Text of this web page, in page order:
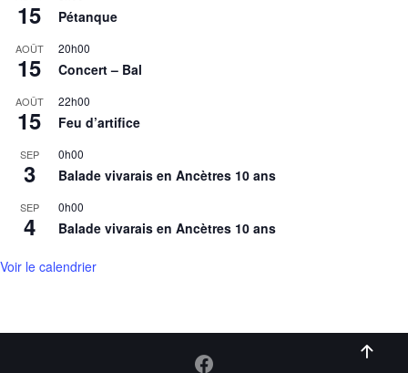
15 Pétanque
AOÛT
15
20h00
Concert – Bal
AOÛT
15
22h00
Feu d’artifice
SEP
3
0h00
Balade vivarais en Ancètres 10 ans
SEP
4
0h00
Balade vivarais en Ancètres 10 ans
Voir le calendrier